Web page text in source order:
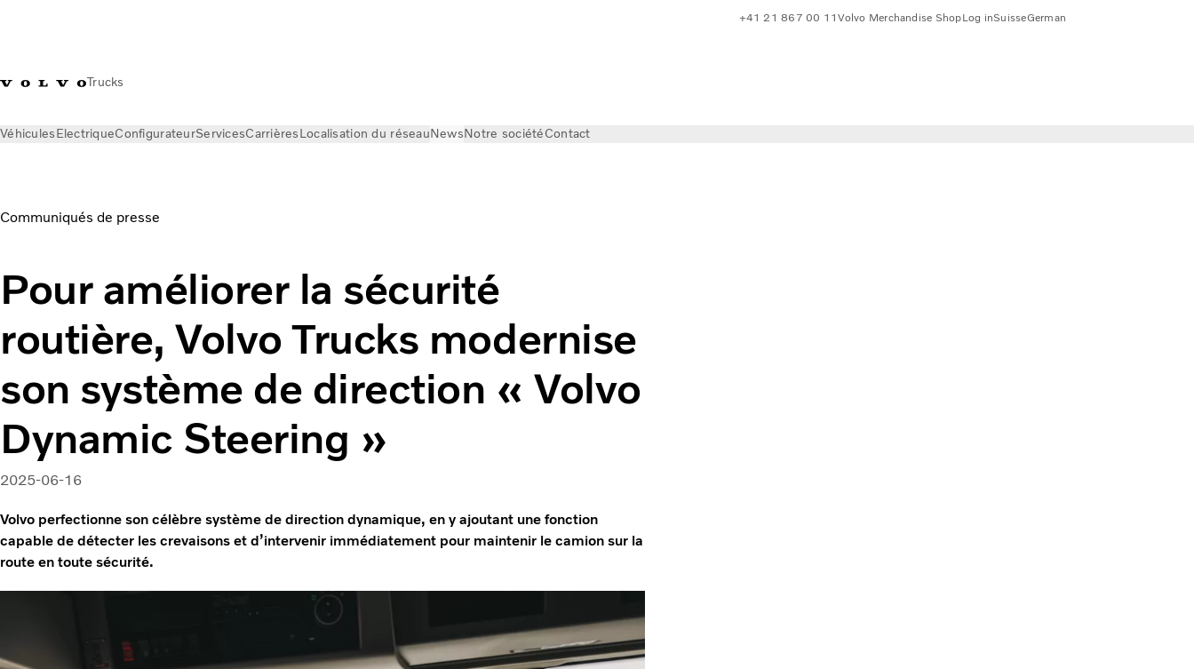
Trucks
+41 21 867 00 11Volvo Merchandise ShopLog inSuisseGerman
VéhiculesElectriqueConfigurateurServicesCarrièresLocalisation du réseauNewsNotre sociétéContact
Communiqués de presse
Pour améliorer la sécurité
routière, Volvo Trucks modernise
son système de direction « Volvo
Dynamic Steering »
2025-06-16
Volvo perfectionne son célèbre système de direction dynamique, en y ajoutant une fonction
capable de détecter les crevaisons et d’intervenir immédiatement pour maintenir le camion sur la
route en toute sécurité.